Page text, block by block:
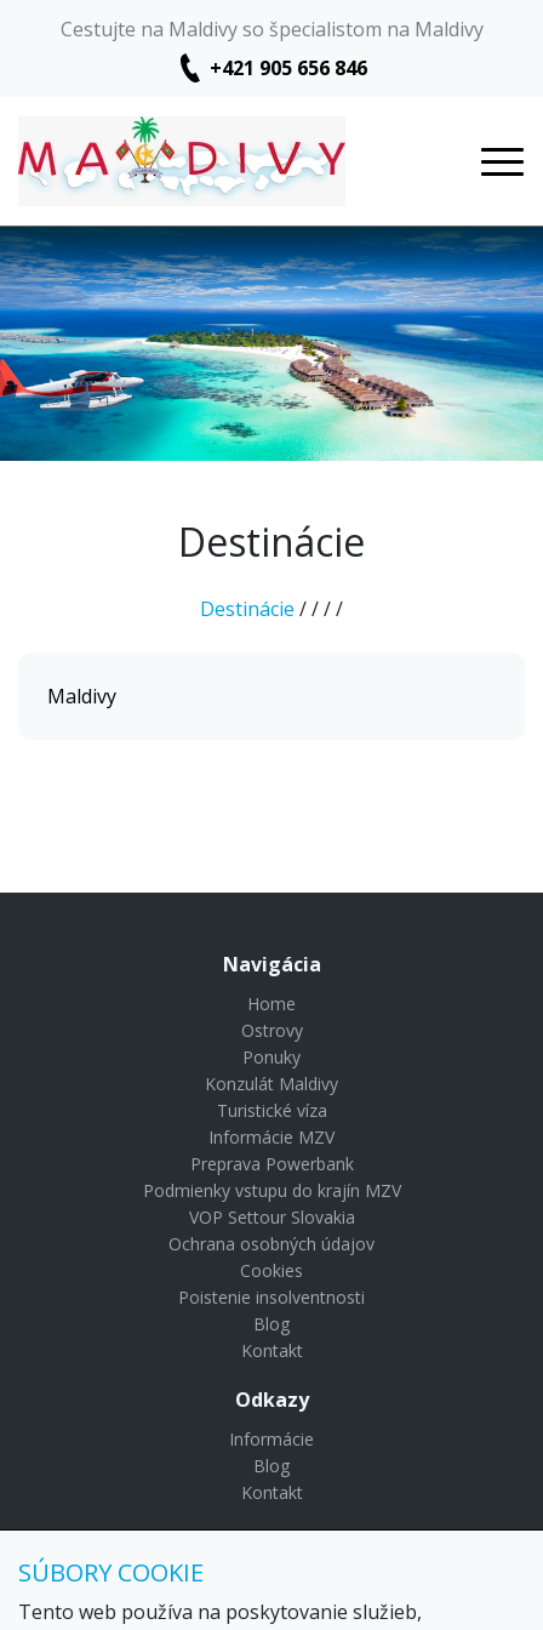
Cestujte na Maldivy so špecialistom na Maldivy
+421 905 656 846
Destinácie
Destinácie ////
Maldivy
Navigácia
Home
Ostrovy
Ponuky
Konzulát Maldivy
Turistické víza
Informácie MZV
Preprava Powerbank
Podmienky vstupu do krajín MZV
VOP Settour Slovakia
Ochrana osobných údajov
Cookies
Poistenie insolventnosti
Blog
Kontakt
Odkazy
Informácie
Blog
Kontakt
Maldivy.sk je značkou
Sídlo:Lazaretská 29, Bratislava 81109
SÚBORY COOKIE
Tento web používa na poskytovanie služieb,